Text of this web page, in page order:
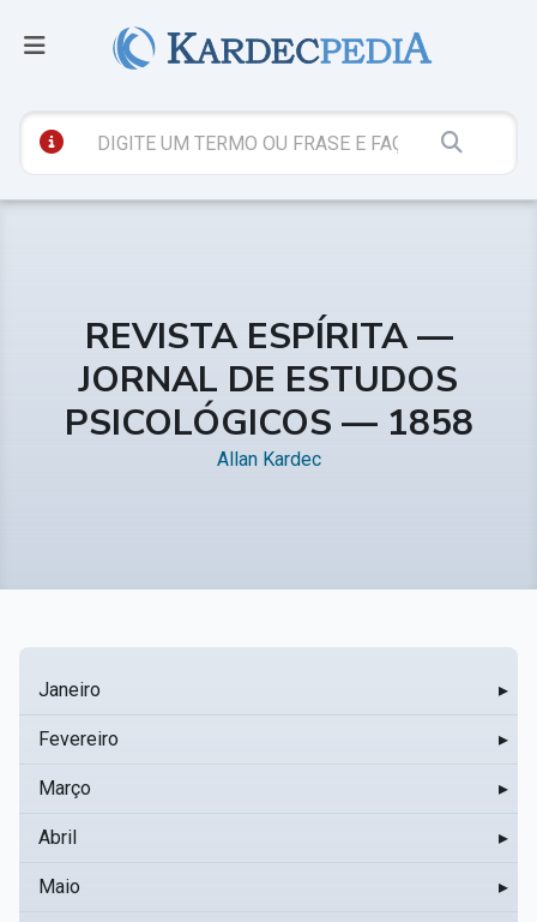
REVISTA ESPÍRITA —
JORNAL DE ESTUDOS
PSICOLÓGICOS — 1858
Allan Kardec
Janeiro ▸
Fevereiro ▸
Março ▸
Abril ▸
Maio ▸